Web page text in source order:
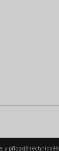
případě